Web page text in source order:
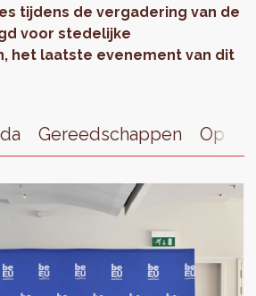
tijdens de vergadering van de
voor stedelijke
het laatste evenement van dit
Gereedschappen